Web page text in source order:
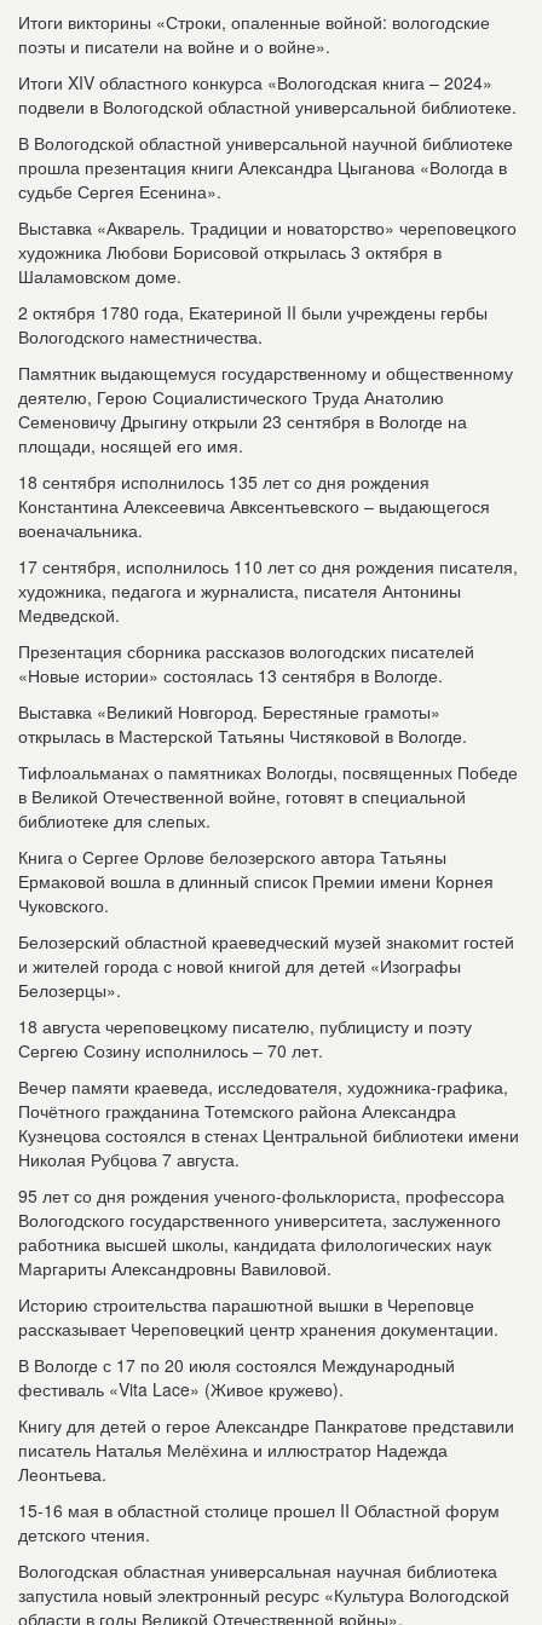
Итоги викторины «Строки, опаленные войной: вологодские
поэты и писатели на войне и о войне».
Итоги XIV областного конкурса «Вологодская книга – 2024»
подвели в Вологодской областной универсальной библиотеке.
В Вологодской областной универсальной научной библиотеке
прошла презентация книги Александра Цыганова «Вологда в
судьбе Сергея Есенина».
Выставка «Акварель. Традиции и новаторство» череповецкого
художника Любови Борисовой открылась 3 октября в
Шаламовском доме.
2 октября 1780 года, Екатериной II были учреждены гербы
Вологодского наместничества.
Памятник выдающемуся государственному и общественному
деятелю, Герою Социалистического Труда Анатолию
Семеновичу Дрыгину открыли 23 сентября в Вологде на
площади, носящей его имя.
18 сентября исполнилось 135 лет со дня рождения
Константина Алексеевича Авксентьевского – выдающегося
военачальника.
17 сентября, исполнилось 110 лет со дня рождения писателя,
художника, педагога и журналиста, писателя Антонины
Медведской.
Презентация сборника рассказов вологодских писателей
«Новые истории» состоялась 13 сентября в Вологде.
Выставка «Великий Новгород. Берестяные грамоты»
открылась в Мастерской Татьяны Чистяковой в Вологде.
Тифлоальманах о памятниках Вологды, посвященных Победе
в Великой Отечественной войне, готовят в специальной
библиотеке для слепых.
Книга о Сергее Орлове белозерского автора Татьяны
Ермаковой вошла в длинный список Премии имени Корнея
Чуковского.
Белозерский областной краеведческий музей знакомит гостей
и жителей города с новой книгой для детей «Изографы
Белозерцы».
18 августа череповецкому писателю, публицисту и поэту
Сергею Созину исполнилось – 70 лет.
Вечер памяти краеведа, исследователя, художника-графика,
Почётного гражданина Тотемского района Александра
Кузнецова состоялся в стенах Центральной библиотеки имени
Николая Рубцова 7 августа.
95 лет со дня рождения ученого-фольклориста, профессора
Вологодского государственного университета, заслуженного
работника высшей школы, кандидата филологических наук
Маргариты Александровны Вавиловой.
Историю строительства парашютной вышки в Череповце
рассказывает Череповецкий центр хранения документации.
В Вологде с 17 по 20 июля состоялся Международный
фестиваль «Vita Lace» (Живое кружево).
Книгу для детей о герое Александре Панкратове представили
писатель Наталья Мелёхина и иллюстратор Надежда
Леонтьева.
15-16 мая в областной столице прошел II Областной форум
детского чтения.
Вологодская областная универсальная научная библиотека
запустила новый электронный ресурс «Культура Вологодской
области в годы Великой Отечественной войны».